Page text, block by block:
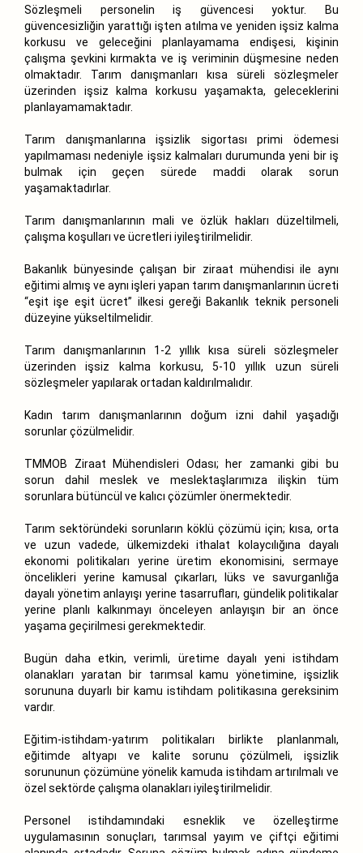
Sözleşmeli personelin iş güvencesi yoktur. Bu
güvencesizliğin yarattığı işten atılma ve yeniden işsiz kalma
korkusu ve geleceğini planlayamama endişesi, kişinin
çalışma şevkini kırmakta ve iş veriminin düşmesine neden
olmaktadır. Tarım danışmanları kısa süreli sözleşmeler
üzerinden işsiz kalma korkusu yaşamakta, geleceklerini
planlayamamaktadır.
Tarım danışmanlarına işsizlik sigortası primi ödemesi
yapılmaması nedeniyle işsiz kalmaları durumunda yeni bir iş
bulmak için geçen sürede maddi olarak sorun
yaşamaktadırlar.
Tarım danışmanlarının mali ve özlük hakları düzeltilmeli,
çalışma koşulları ve ücretleri iyileştirilmelidir.
Bakanlık bünyesinde çalışan bir ziraat mühendisi ile aynı
eğitimi almış ve aynı işleri yapan tarım danışmanlarının ücreti
“eşit işe eşit ücret” ilkesi gereği Bakanlık teknik personeli
düzeyine yükseltilmelidir.
Tarım danışmanlarının 1-2 yıllık kısa süreli sözleşmeler
üzerinden işsiz kalma korkusu, 5-10 yıllık uzun süreli
sözleşmeler yapılarak ortadan kaldırılmalıdır.
Kadın tarım danışmanlarının doğum izni dahil yaşadığı
sorunlar çözülmelidir.
TMMOB Ziraat Mühendisleri Odası; her zamanki gibi bu
sorun dahil meslek ve meslektaşlarımıza ilişkin tüm
sorunlara bütüncül ve kalıcı çözümler önermektedir.
Tarım sektöründeki sorunların köklü çözümü için; kısa, orta
ve uzun vadede, ülkemizdeki ithalat kolaycılığına dayalı
ekonomi politikaları yerine üretim ekonomisini, sermaye
öncelikleri yerine kamusal çıkarları, lüks ve savurganlığa
dayalı yönetim anlayışı yerine tasarrufları, gündelik politikalar
yerine planlı kalkınmayı önceleyen anlayışın bir an önce
yaşama geçirilmesi gerekmektedir.
Bugün daha etkin, verimli, üretime dayalı yeni istihdam
olanakları yaratan bir tarımsal kamu yönetimine, işsizlik
sorununa duyarlı bir kamu istihdam politikasına gereksinim
vardır.
Eğitim-istihdam-yatırım politikaları birlikte planlanmalı,
eğitimde altyapı ve kalite sorunu çözülmeli, işsizlik
sorununun çözümüne yönelik kamuda istihdam artırılmalı ve
özel sektörde çalışma olanakları iyileştirilmelidir.
Personel istihdamındaki esneklik ve özelleştirme
uygulamasının sonuçları, tarımsal yayım ve çiftçi eğitimi